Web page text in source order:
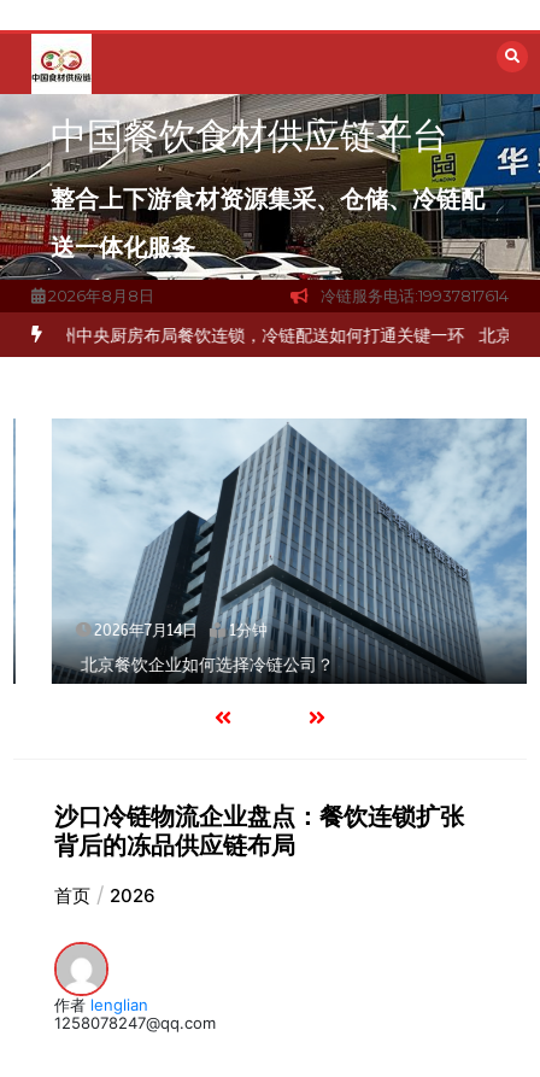
容
中国餐饮食材供应链平台
整合上下游食材资源集采、仓储、冷链配
送一体化服务
2026年8月8日 冷链服务电话:19937817614
冻品食材流通难题？ 杭州中央厨房布局餐饮连锁，冷链配送如何打通
2026年7月14日 1分钟
北京餐饮企业如何选择冷链公司？
沙口冷链物流企业盘点：餐饮连锁扩张
背后的冻品供应链布局
首页 2026
作者 lenglian
1258078247@qq.com